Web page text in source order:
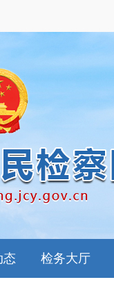
态 检务大厅